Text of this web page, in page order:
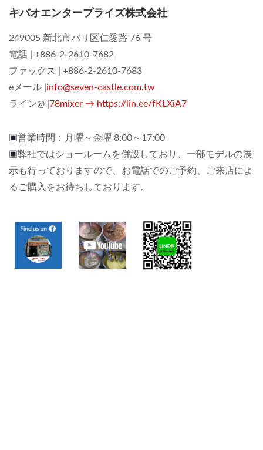
キバオエンタープライズ株式会社
249005 新北市バリ区仁愛路 76 号
電話 | +886-2-2610-7682
ファックス | +886-2-2610-7683
eメール | info@seven-castle.com.tw
ライン@ | 78mixer → https://lin.ee/fKLXiA7
▣営業時間：月曜～金曜 8:00～17:00
▣弊社ではショールームを併設しており、一部モデルの展
示も行っておりますので、お電話でのご予約、ご来店によ
るご購入をお待ちしております。